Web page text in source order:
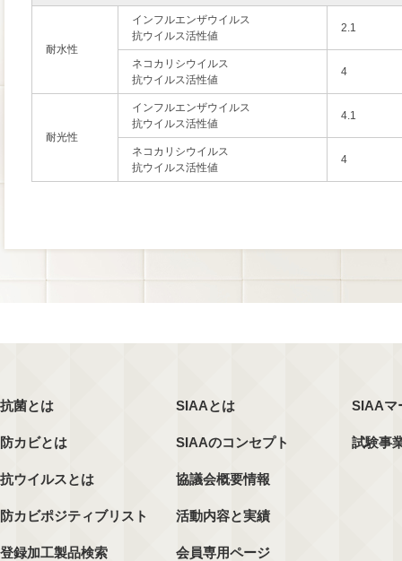
耐水性
インフルエンザウイルス
抗ウイルス活性値
2.1
ネコカリシウイルス
抗ウイルス活性値
4
耐光性
インフルエンザウイルス
抗ウイルス活性値
4.1
ネコカリシウイルス
抗ウイルス活性値
4
抗菌とは
防カビとは
抗ウイルスとは
防カビポジティブリスト
登録加工製品検索
SIAAとは
SIAAのコンセプト
協議会概要情報
活動内容と実績
会員専用ページ
SIAAマ
試験事